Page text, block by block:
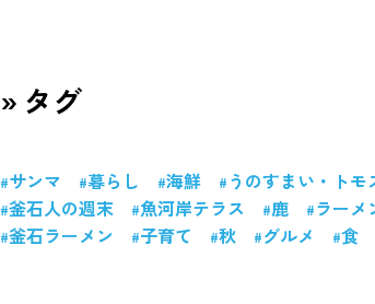
タグ
サンマ 暮らし 海鮮 うのすまい・トモ
釜石人の週末
魚河岸テラス 鹿 ラーメ
釜石ラーメン
子育て 秋 グルメ 食